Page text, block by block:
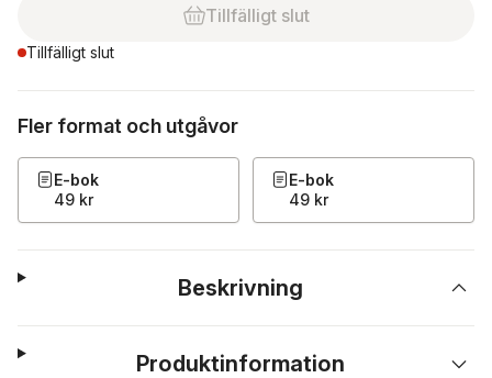
Tillfälligt slut
Tillfälligt slut
Fler format och utgåvor
E-bok
49 kr
E-bok
49 kr
Beskrivning
Produktinformation